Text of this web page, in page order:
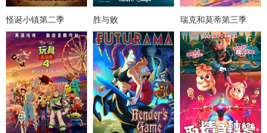
怪诞小镇第二季 胜与败 瑞克和莫蒂第三季